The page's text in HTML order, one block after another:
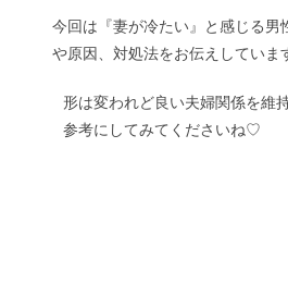
今回は『妻が冷たい』と感じる男
や原因、対処法をお伝えしていま
形は変われど良い夫婦関係を維
参考にしてみてくださいね♡